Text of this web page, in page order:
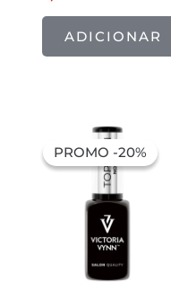
ADICIONAR
PROMO -20%
PROMO -20%
preço
original
preço
atual
7,15 €.